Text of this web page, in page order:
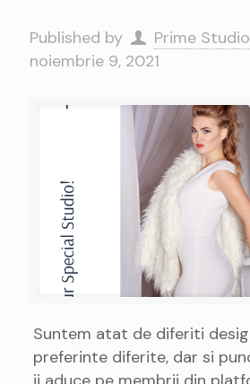
Published by Prime
noiembrie 9, 2021
Suntem atat de diferiti
preferinte diferite, dar si